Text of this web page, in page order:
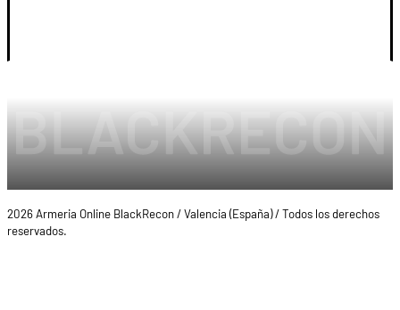
2026 Armeria Online BlackRecon / Valencia (España) / Todos los derechos
reservados.